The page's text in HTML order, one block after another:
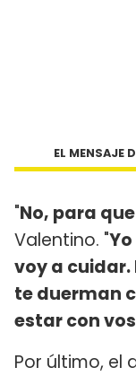
EL MENSAJE
"No, para
Valentino. "
voy a cuidar.
te duerman
estar con vos
Por último, el